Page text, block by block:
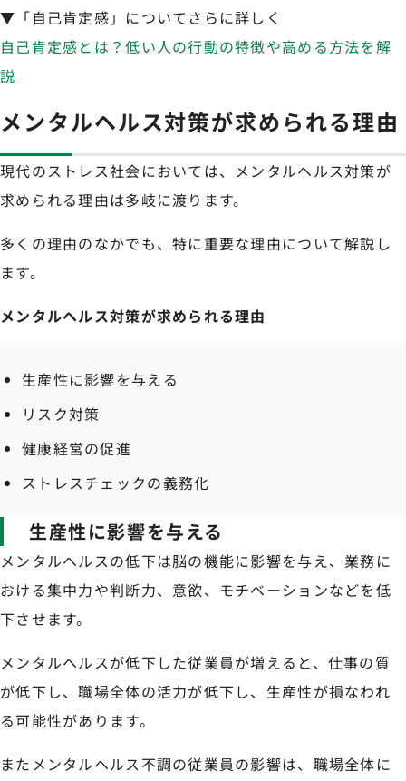
▼「自己肯定感」についてさらに詳しく
自己肯定感とは？低い人の行動の特徴や高める方法を解
説
メンタルヘルス対策が求められる理由
現代のストレス社会においては、メンタルヘルス対策が
求められる理由は多岐に渡ります。
多くの理由のなかでも、特に重要な理由について解説し
ます。
メンタルヘルス対策が求められる理由
生産性に影響を与える
リスク対策
健康経営の促進
ストレスチェックの義務化
生産性に影響を与える
メンタルヘルスの低下は脳の機能に影響を与え、業務に
おける集中力や判断力、意欲、モチベーションなどを低
下させます。
メンタルヘルスが低下した従業員が増えると、仕事の質
が低下し、職場全体の活力が低下し、生産性が損なわれ
る可能性があります。
またメンタルヘルス不調の従業員の影響は、職場全体に